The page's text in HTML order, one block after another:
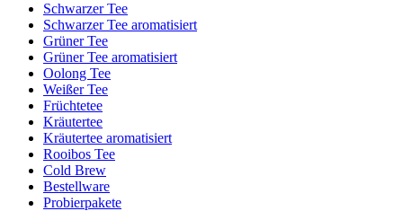
Schwarzer Tee
Schwarzer Tee aromatisiert
Grüner Tee
Grüner Tee aromatisiert
Oolong Tee
Weißer Tee
Früchtetee
Kräutertee
Kräutertee aromatisiert
Rooibos Tee
Cold Brew
Bestellware
Probierpakete